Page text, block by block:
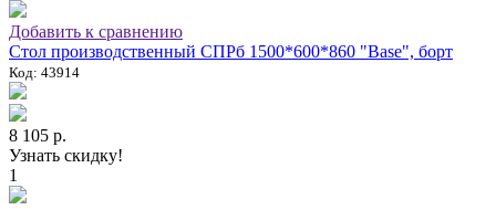
Добавить к сравнению
Стол производственный СПРб 1500*600*860 "Base", борт
Код: 43914
8 105 р.
Узнать скидку!
1